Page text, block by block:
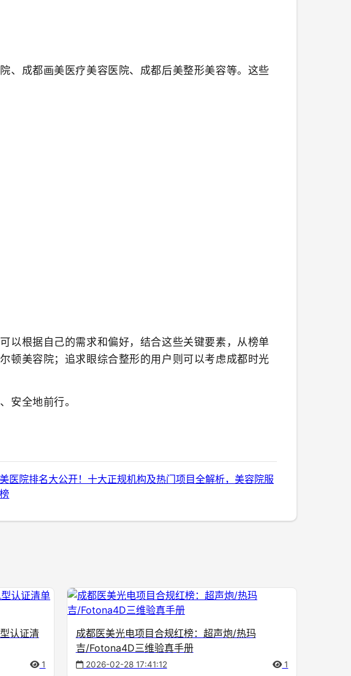
、成都画美医疗美容医院、成都后美整形美容等。这些
以根据自己的需求和偏好，结合这些关键要素，从榜单
顿美容院；追求眼综合整形的用户则可以考虑成都时光
安全地前行。
医院排名大公开！十大正规机构及热门项目全解析，美容院服
认证清
1
成都医美光电项目合规红榜：超声炮/热玛
吉/Fotona4D三维验真手册
2026-02-28 17:41:12 1